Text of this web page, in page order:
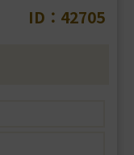
ID：42705